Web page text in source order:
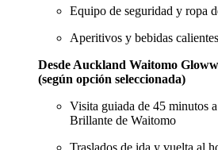
Equipo de seguridad y ropa
Aperitivos y bebidas calientes
Desde Auckland Waitomo
(según opción seleccionada)
Visita guiada de 45 minutos
Brillante de Waitomo